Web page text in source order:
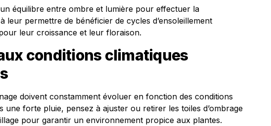
équilibre entre ombre et lumière pour effectuer la
leur permettre de bénéficier de cycles d’ensoleillement
leur croissance et leur floraison.
conditions climatiques
doivent constamment évoluer en fonction des conditions
une forte pluie, pensez à ajuster ou retirer les toiles d’ombrage
pour garantir un environnement propice aux plantes.